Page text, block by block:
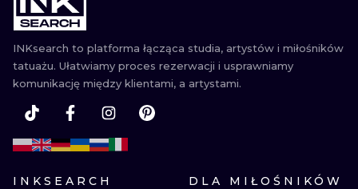
INKsearch to platforma łącząca studia, artystów i miłośników
tatuażu. Ułatwiamy proces rezerwacji i usprawniamy
komunikację między klientami, a artystami.
INKSEARCH
DLA MIŁOŚNIKÓW